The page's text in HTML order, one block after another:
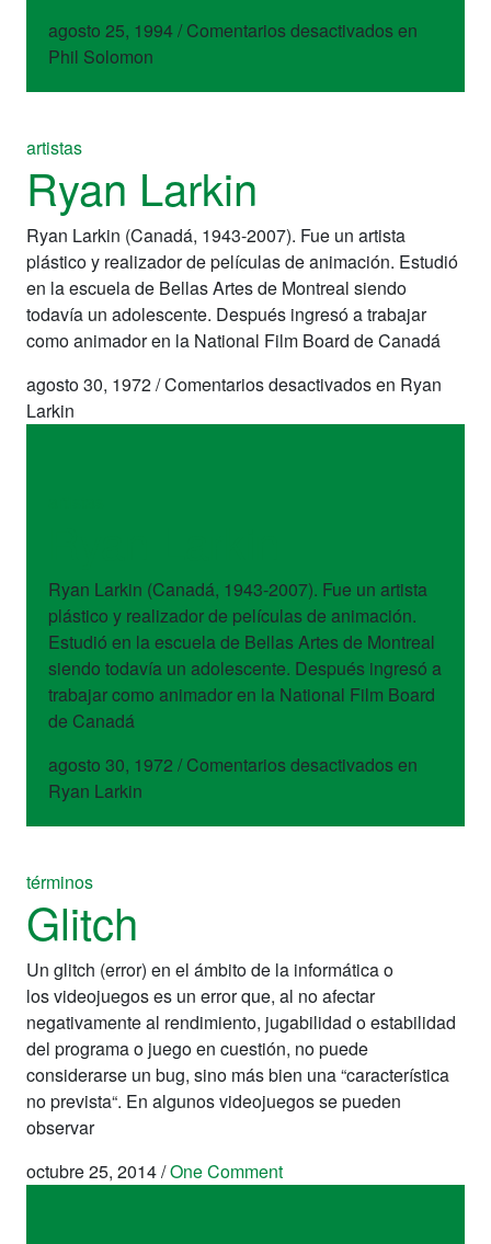
agosto 25, 1994/ Comentarios desactivadosen
Phil Solomon
artistas
Ryan Larkin
Ryan Larkin (Canadá, 1943-2007). Fue un artista
plástico y realizador de películas de animación. Estudió
en la escuela de Bellas Artes de Montreal siendo
todavía un adolescente. Después ingresó a trabajar
como animador en la National Film Board de Canadá
agosto 30, 1972/Comentarios desactivadosen Ryan
Larkin
Ryan Larkin (Canadá, 1943-2007). Fue un artista
plástico y realizador de películas de animación.
Estudió en la escuela de Bellas Artes de Montreal
siendo todavía un adolescente. Después ingresó a
trabajar como animador en la National Film Board
de Canadá
agosto 30, 1972 / Comentarios desactivadosen
Ryan Larkin
términos
Glitch
Un glitch (error) en el ámbito de la informática o
los videojuegos es un error que, al no afectar
negativamente al rendimiento, jugabilidad o estabilidad
del programa o juego en cuestión, no puede
considerarse un bug, sino más bien una “característica
no prevista“. En algunos videojuegos se pueden
observar
octubre 25, 2014/One Comment